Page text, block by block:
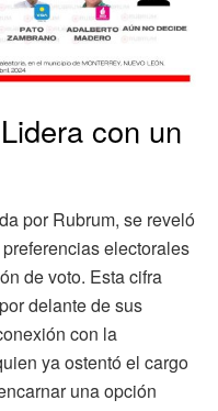
con un
por Rubrum, se reveló
electorales
de voto. Esta cifra
delante de sus
con la
ya ostentó el cargo
una opción